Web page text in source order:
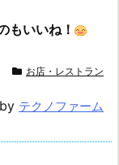
もいいね！
お店・レストラン
テクノファーム